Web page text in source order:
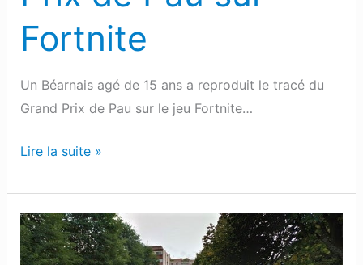
Fortnite
Un Béarnais agé de 15 ans a reproduit le tracé du
Grand Prix de Pau sur le jeu Fortnite…
Lire la suite »
Oloron
: